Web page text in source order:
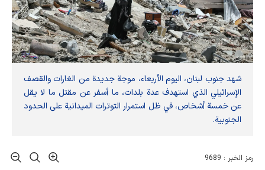
شهد جنوب لبنان، اليوم الأربعاء، موجة جديدة من الغارات والقصف
الإسرائيلي الذي استهدف عدة بلدات، ما أسفر عن مقتل ما لا يقل
عن خمسة أشخاص، في ظل استمرار التوترات الميدانية على الحدود
الجنوبية.
رمز الخبر : 9689